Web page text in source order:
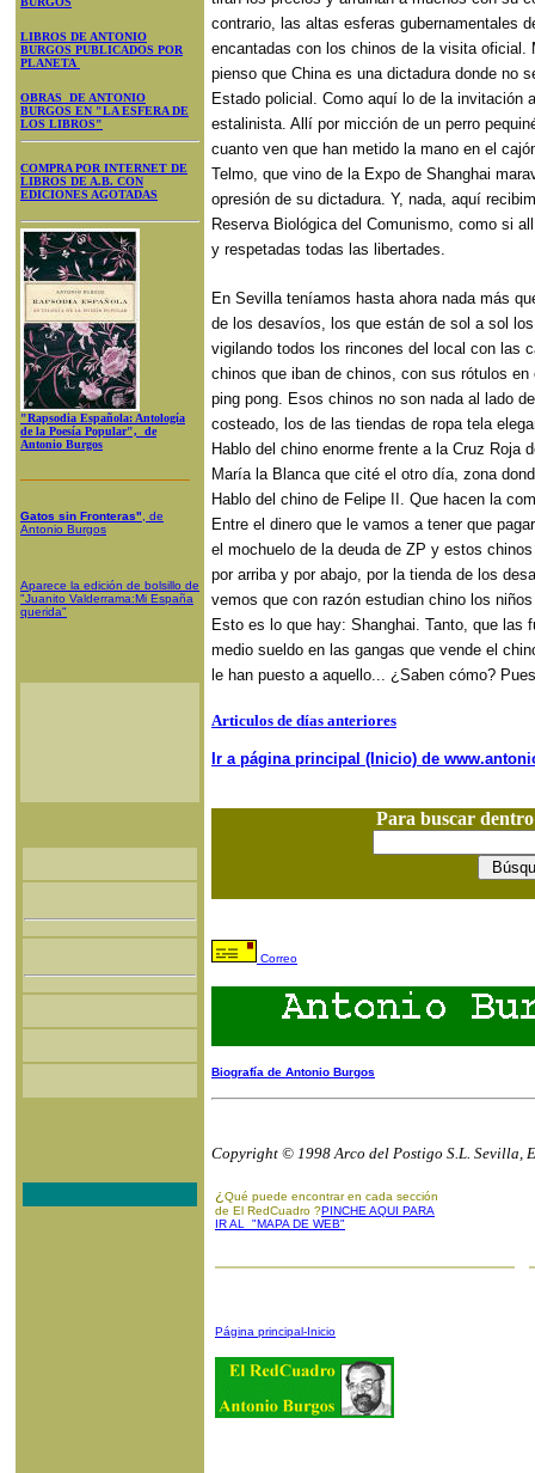
LIBROS DE ANTONIO
BURGOS PUBLICADOS POR
PLANETA
OBRAS DE ANTONIO
BURGOS EN "LA ESFERA DE
LOS LIBROS"
COMPRA POR INTERNET DE
LIBROS DE A.B. CON
EDICIONES AGOTADAS
"Rapsodia Española: Antología
de la Poesía Popular", de
Antonio Burgos
Gatos sin Fronteras" , de
Antonio Burgos
Aparece la edición de bolsillo de
"Juanito Valderrama:Mi España
querida"
contrario, las altas esferas gubernamentales
encantadas con los chinos de la visita oficial.
pienso que China es una dictadura donde no
Estado policial. Como aquí lo de la invitación
estalinista. Allí por micción de un perro
cuanto ven que han metido la mano en el
Telmo, que vino de la Expo de Shanghai
opresión de su dictadura. Y, nada, aquí
Reserva Biológica del Comunismo, como si
y respetadas todas las libertades.
En Sevilla teníamos hasta ahora nada más
de los desavíos, los que están de sol a sol
vigilando todos los rincones del local con las
chinos que iban de chinos, con sus rótulos
ping pong. Esos chinos no son nada al lado
costeado, los de las tiendas de ropa tela
Hablo del chino enorme frente a la Cruz Roja
María la Blanca que cité el otro día, zona
Hablo del chino de Felipe II. Que hacen la
Entre el dinero que le vamos a tener que
el mochuelo de la deuda de ZP y estos
por arriba y por abajo, por la tienda de los
vemos que con razón estudian chino los
Esto es lo que hay: Shanghai. Tanto, que las
medio sueldo en las gangas que vende el
le han puesto a aquello... ¿Saben cómo?
Articulos de días anteriores
Ir a página principal (Inicio) de
Para buscar
Correo
Biografía de Antonio Burgos
Copyright © 1998 Arco del Postigo S.L. Sevilla,
¿ Qué puede encontrar en cada sección
de El RedCuadro ?PINCHE AQUI PARA
IR AL "MAPA DE WEB"
Página principal-Inicio